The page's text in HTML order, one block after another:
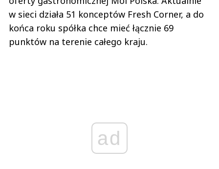
w sieci działa 51 konceptów Fresh Corner, a do
końca roku spółka chce mieć łącznie 69
punktów na terenie całego kraju.
ad